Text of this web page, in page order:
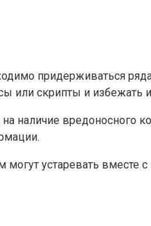
придерживаться
или скрипты и избежать
наличие вредоносного
устаревать вместе